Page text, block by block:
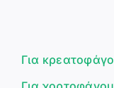
Για